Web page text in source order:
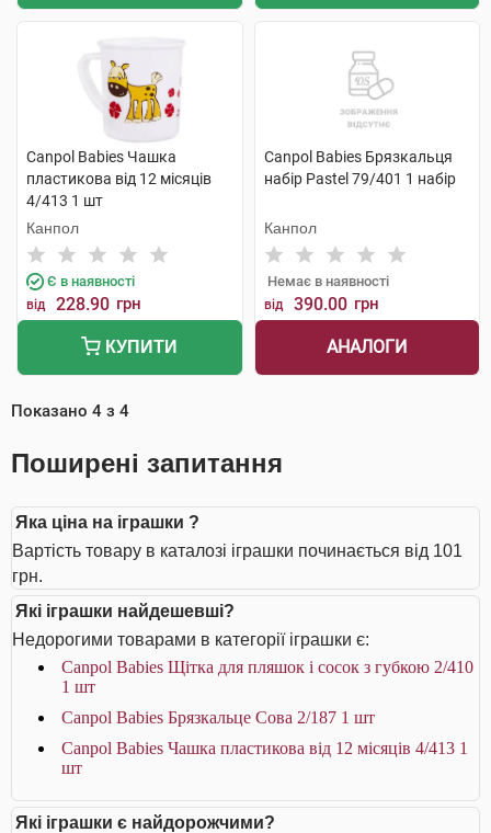
Canpol Babies Чашка
пластикова від 12 місяців
4/413 1 шт
Канпол
Є в наявності
від 228.90 грн
КУПИТИ
Canpol Babies Брязкальця
набір Раstel 79/401 1 набір
Канпол
Немає в наявності
від 390.00 грн
АНАЛОГИ
Показано 4 з 4
Поширені запитання
Яка ціна на іграшки ?
Вартість товару в каталозі іграшки починається від 101
грн.
Які іграшки найдешевші?
Недорогими товарами в категорії іграшки є:
Canpol Babies Щітка для пляшок і сосок з губкою 2/410
1 шт
Canpol Babies Брязкальце Сова 2/187 1 шт
Canpol Babies Чашка пластикова від 12 місяців 4/413 1
шт
Які іграшки є найдорожчими?